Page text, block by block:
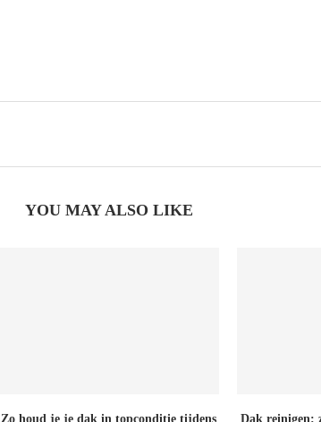
YOU MAY ALSO LIKE
Zo houd je je dak in topconditie tijdens
Dak reinigen: